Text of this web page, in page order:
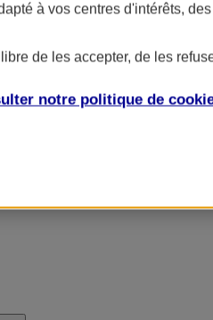
à vos centres d'intérêts,
de les accepter, de les
notre politique de